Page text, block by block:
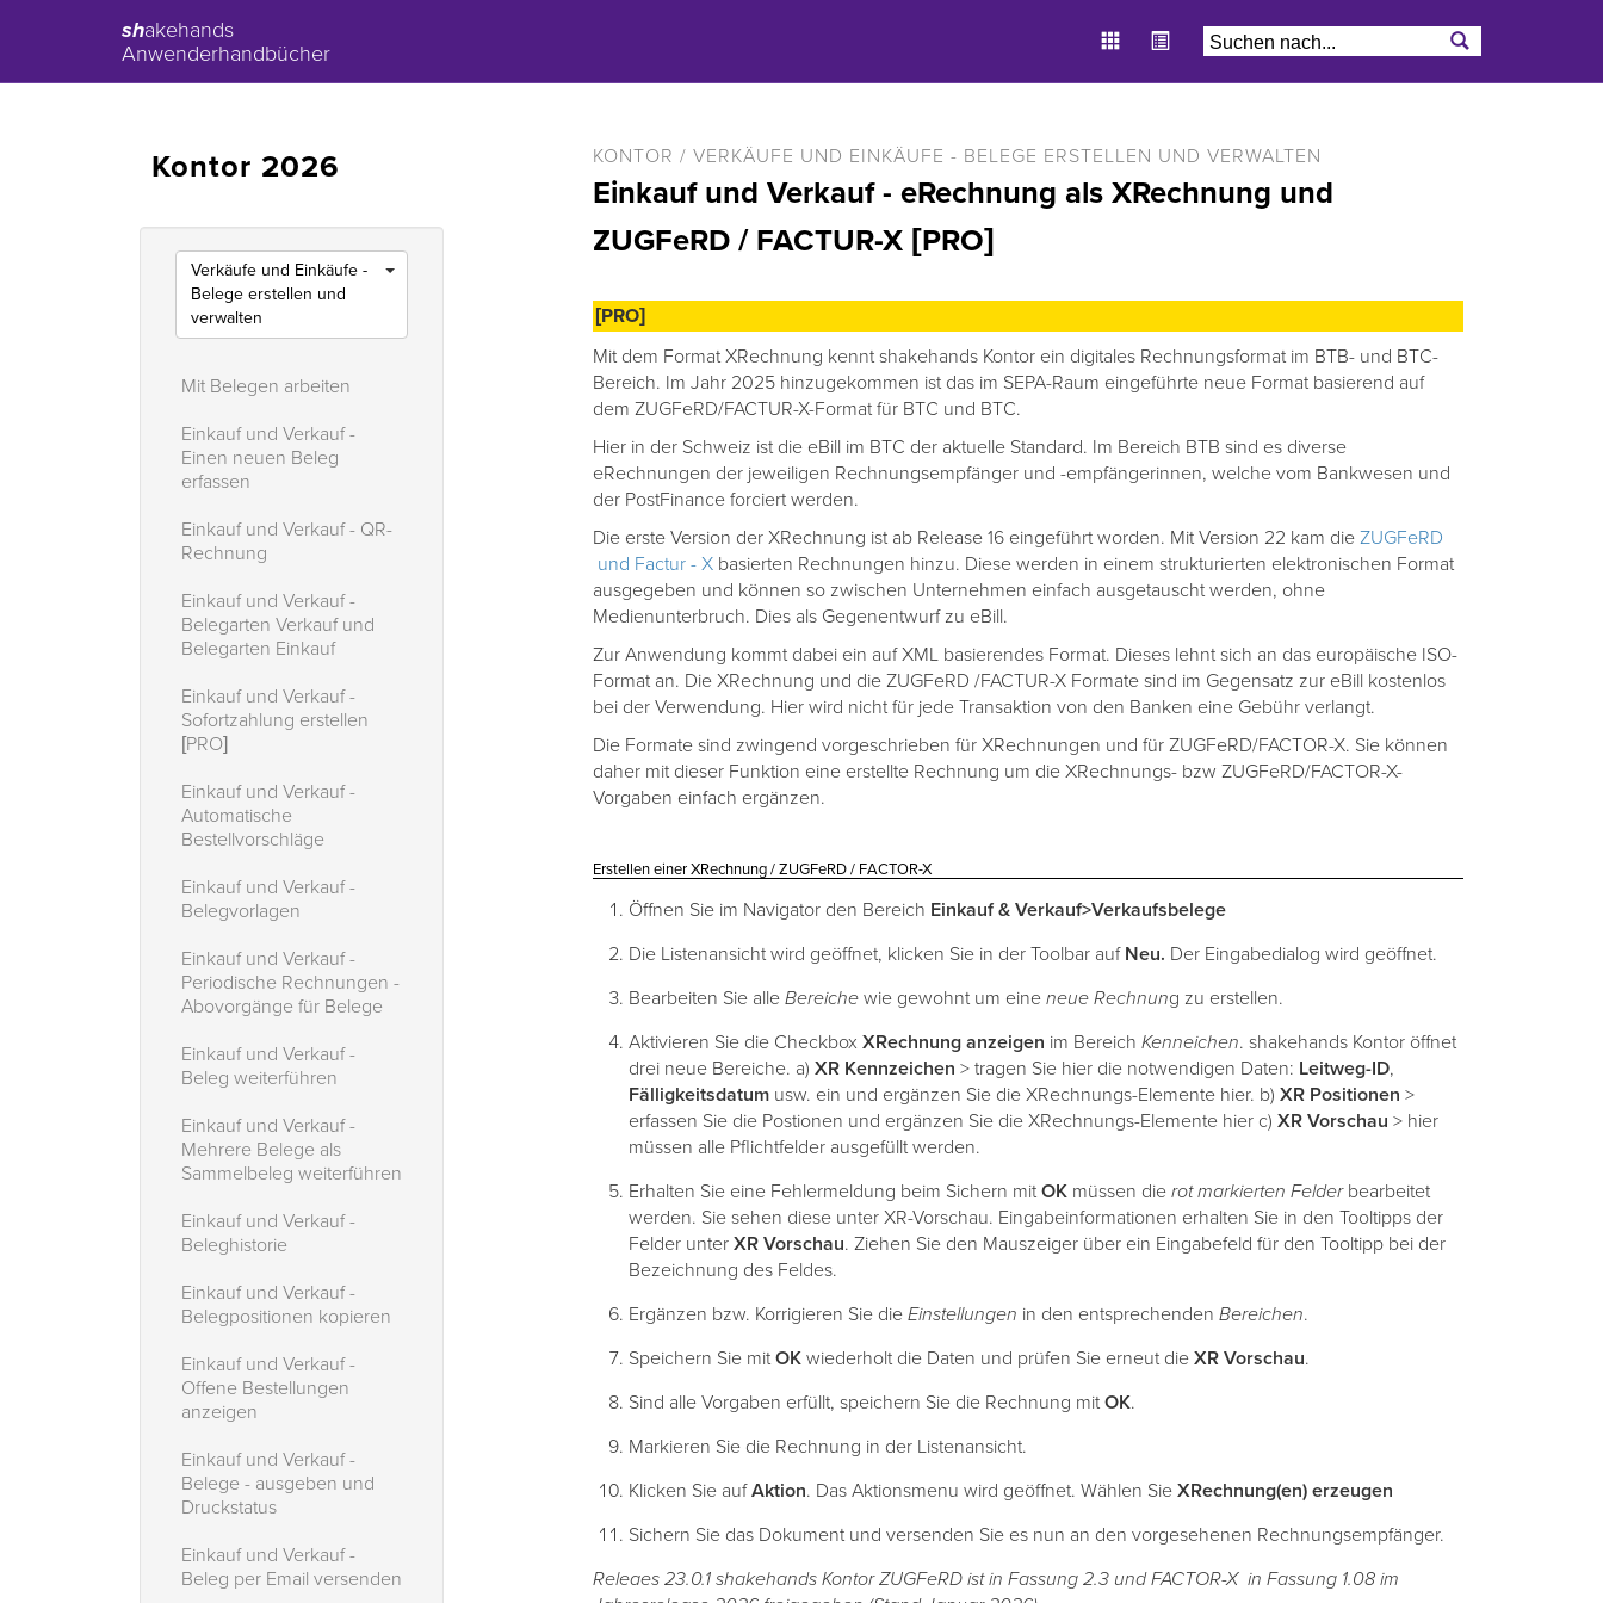
shakehands
Anwenderhandbücher
Kontor 2026
Verkäufe und Einkäufe -
Belege erstellen und
verwalten
Mit Belegen arbeiten
Einkauf und Verkauf -
Einen neuen Beleg
erfassen
Einkauf und Verkauf - QR-
Rechnung
Einkauf und Verkauf -
Belegarten Verkauf und
Belegarten Einkauf
Einkauf und Verkauf -
Sofortzahlung erstellen
[PRO]
Einkauf und Verkauf -
Automatische
Bestellvorschläge
Einkauf und Verkauf -
Belegvorlagen
Einkauf und Verkauf -
Periodische Rechnungen -
Abovorgänge für Belege
Einkauf und Verkauf -
Beleg weiterführen
Einkauf und Verkauf -
Mehrere Belege als
Sammelbeleg weiterführen
Einkauf und Verkauf -
Beleghistorie
Einkauf und Verkauf -
Belegpositionen kopieren
Einkauf und Verkauf -
Offene Bestellungen
anzeigen
Einkauf und Verkauf -
Belege - ausgeben und
Druckstatus
Einkauf und Verkauf -
Beleg per Email versenden
KONTOR / VERKÄUFE UND EINKÄUFE - BELEGE ERSTELLEN UND VERWALTEN
Einkauf und Verkauf - eRechnung als XRechnung und
ZUGFeRD / FACTUR-X [PRO]
[PRO]
Mit dem Format XRechnung kennt shakehands Kontor ein digitales Rechnungsformat im BTB- und BTC-
Bereich. Im Jahr 2025 hinzugekommen ist das im SEPA-Raum eingeführte neue Format basierend auf
dem ZUGFeRD/FACTUR-X-Format für BTC und BTC.
Hier in der Schweiz ist die eBill im BTC der aktuelle Standard. Im Bereich BTB sind es diverse
eRechnungen der jeweiligen Rechnungsempfänger und -empfängerinnen, welche vom Bankwesen und
der PostFinance forciert werden.
Die erste Version der XRechnung ist ab Release 16 eingeführt worden. Mit Version 22 kam die ZUGFeRD
und Factur - X basierten Rechnungen hinzu. Diese werden in einem strukturierten elektronischen Format
ausgegeben und können so zwischen Unternehmen einfach ausgetauscht werden, ohne
Medienunterbruch. Dies als Gegenentwurf zu eBill.
Zur Anwendung kommt dabei ein auf XML basierendes Format. Dieses lehnt sich an das europäische ISO-
Format an. Die XRechnung und die ZUGFeRD /FACTUR-X Formate sind im Gegensatz zur eBill kostenlos
bei der Verwendung. Hier wird nicht für jede Transaktion von den Banken eine Gebühr verlangt.
Die Formate sind zwingend vorgeschrieben für XRechnungen und für ZUGFeRD/FACTOR-X. Sie können
daher mit dieser Funktion eine erstellte Rechnung um die XRechnungs- bzw ZUGFeRD/FACTOR-X-
Vorgaben einfach ergänzen.
Erstellen einer XRechnung / ZUGFeRD / FACTOR-X
Öffnen Sie im Navigator den Bereich Einkauf & Verkauf>Verkaufsbelege
Die Listenansicht wird geöffnet, klicken Sie in der Toolbar auf Neu. Der Eingabedialog wird geöffnet.
Bearbeiten Sie alle Bereiche wie gewohnt um eine neue Rechnung zu erstellen.
Aktivieren Sie die Checkbox XRechnung anzeigen im Bereich Kenneichen. shakehands Kontor öffnet
drei neue Bereiche. a) XR Kennzeichen > tragen Sie hier die notwendigen Daten: Leitweg-ID,
Fälligkeitsdatum usw. ein und ergänzen Sie die XRechnungs-Elemente hier. b) XR Positionen >
erfassen Sie die Postionen und ergänzen Sie die XRechnungs-Elemente hier c) XR Vorschau > hier
müssen alle Pflichtfelder ausgefüllt werden.
Erhalten Sie eine Fehlermeldung beim Sichern mit OK müssen die rot markierten Felder bearbeitet
werden. Sie sehen diese unter XR-Vorschau. Eingabeinformationen erhalten Sie in den Tooltipps der
Felder unter XR Vorschau. Ziehen Sie den Mauszeiger über ein Eingabefeld für den Tooltipp bei der
Bezeichnung des Feldes.
Ergänzen bzw. Korrigieren Sie die Einstellungen in den entsprechenden Bereichen.
Speichern Sie mit OK wiederholt die Daten und prüfen Sie erneut die XR Vorschau.
Sind alle Vorgaben erfüllt, speichern Sie die Rechnung mit OK.
Markieren Sie die Rechnung in der Listenansicht.
Klicken Sie aufAktion. Das Aktionsmenu wird geöffnet. Wählen Sie XRechnung(en) erzeugen
Sichern Sie das Dokument und versenden Sie es nun an den vorgesehenen Rechnungsempfänger.
Releaes 23.0.1 shakehands Kontor ZUGFeRD ist in Fassung 2.3 und FACTOR-X in Fassung 1.08 im